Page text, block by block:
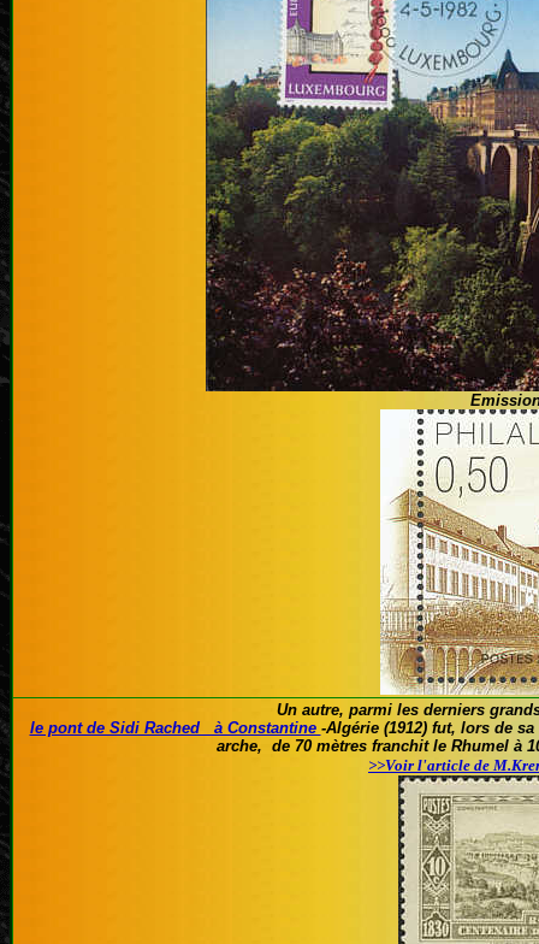
Un autre, parmi les derniers
le pont de Sidi Rached à Constantine -Algérie (1912) fut, lors de
arche, de 70 mètres franchit le Rhumel à
>>Voir l'article de